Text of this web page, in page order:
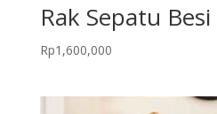
Rak Sepatu
Rp1,600,000